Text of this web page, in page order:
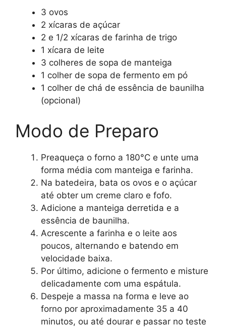
3 ovos
2 xícaras de açúcar
2 e 1/2 xícaras de farinha de trigo
1 xícara de leite
3 colheres de sopa de manteiga
1 colher de sopa de fermento em pó
1 colher de chá de essência de baunilha
(opcional)
Modo de Preparo
Preaqueça o forno a 180°C e unte uma
forma média com manteiga e farinha.
Na batedeira, bata os ovos e o açúcar
até obter um creme claro e fofo.
Adicione a manteiga derretida e a
essência de baunilha.
Acrescente a farinha e o leite aos
poucos, alternando e batendo em
velocidade baixa.
Por último, adicione o fermento e misture
delicadamente com uma espátula.
Despeje a massa na forma e leve ao
forno por aproximadamente 35 a 40
minutos, ou até dourar e passar no teste